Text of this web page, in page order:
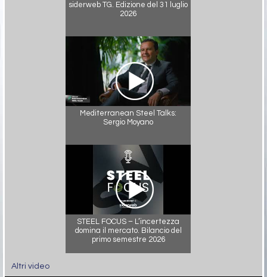
siderweb TG. Edizione del 31 luglio
2026
Mediterranean Steel Talks:
Sergio Moyano
STEEL FOCUS – L’incertezza
domina il mercato. Bilancio del
primo semestre 2026
Altri video